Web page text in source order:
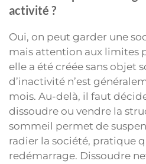
activité ?
Oui, on peut garder une
mais attention aux limites
elle a été créée sans objet
d’inactivité n’est
mois. Au-delà, il faut
dissoudre ou vendre la
sommeil permet de
radier la société, pratique
redémarrage. Dissoudre